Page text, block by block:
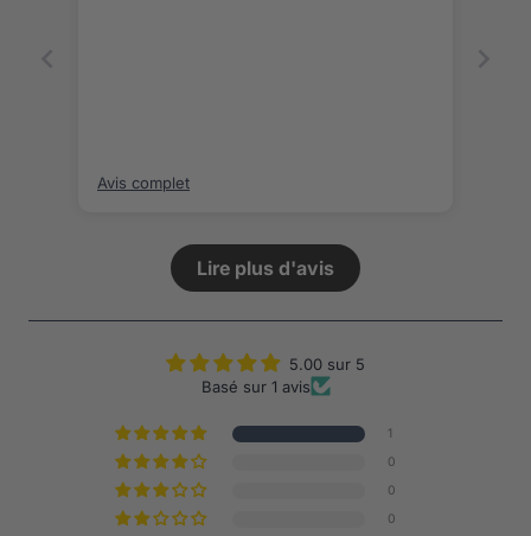
Avis complet
Lire plus d'avis
5.00 sur 5
Basé sur 1 avis
1
0
0
0